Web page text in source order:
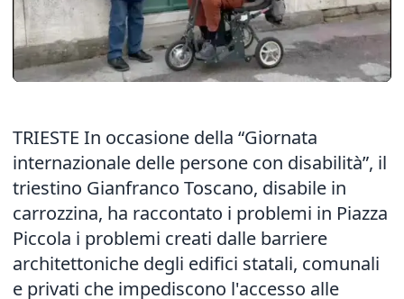
TRIESTE In occasione della “Giornata
internazionale delle persone con disabilità”, il
triestino Gianfranco Toscano, disabile in
carrozzina, ha raccontato i problemi in Piazza
Piccola i problemi creati dalle barriere
architettoniche degli edifici statali, comunali
e privati che impediscono l'accesso alle